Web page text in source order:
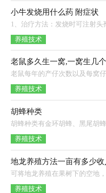
小牛发烧用什么药 附症状
养殖技术
养殖技术
胡蜂种类
养殖技术
养殖技术